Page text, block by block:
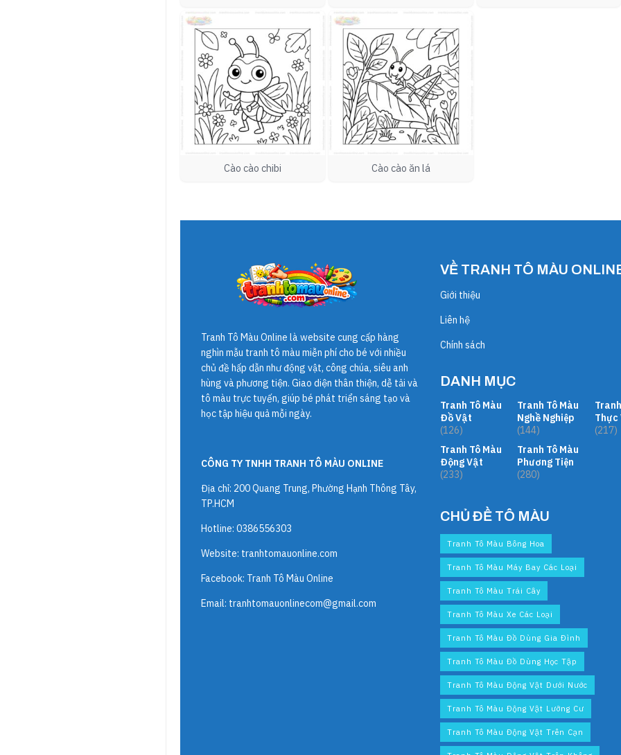
Cào cào chibi Cào cào ăn lá
Tranh Tô Màu Online là website cung cấp hàng
nghìn mẫu tranh tô màu miễn phí cho bé với nhiều
chủ đề hấp dẫn như động vật, công chúa, siêu anh
hùng và phương tiện. Giao diện thân thiện, dễ tải và
tô màu trực tuyến, giúp bé phát triển sáng tạo và
học tập hiệu quả mỗi ngày.
CÔNG TY TNHH TRANH TÔ MÀU ONLINE
Địa chỉ: 200 Quang Trung, Phường Hạnh Thông Tây,
TP.HCM
Hotline: 0386556303
Website: tranhtomauonline.com
Facebook: Tranh Tô Màu Online
Email: tranhtomauonlinecom@gmail.com
VỀ TRANH TÔ MÀU
Giới thiệu
Liên hệ
Chính sách
DANH MỤC
Tranh Tô Màu
Đồ Vật
(126)
Tranh Tô Màu
Động Vật
(233)
Tranh Tô Màu
Nghề Nghiệp
(144)
Tranh Tô Màu
Phương Tiện
(280)
Thực
(217)
CHỦ ĐỀ TÔ MÀU
Tranh Tô Màu Bông Hoa
Tranh Tô Màu Máy Bay Các Loại
Tranh Tô Màu Trái Cây
Tranh Tô Màu Xe Các Loại
Tranh Tô Màu Đồ Dùng Gia Đình
Tranh Tô Màu Đồ Dùng Học Tập
Tranh Tô Màu Động Vật Dưới Nước
Tranh Tô Màu Động Vật Lưỡng Cư
Tranh Tô Màu Động Vật Trên Cạn